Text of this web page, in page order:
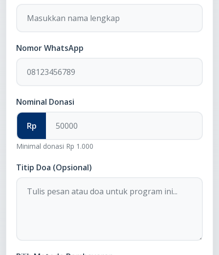
Nomor WhatsApp
Nominal Donasi
Rp
Minimal donasi Rp 1.000
Titip Doa (Opsional)